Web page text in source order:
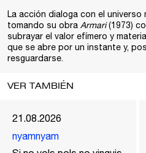
La acción dialoga con el
tomando su obra Armari(1973)
subrayar el valor efímero y
que se abre por un instante y,
resguardarse.
VER TAMBIÉN
21.08.2026
nyamnyam